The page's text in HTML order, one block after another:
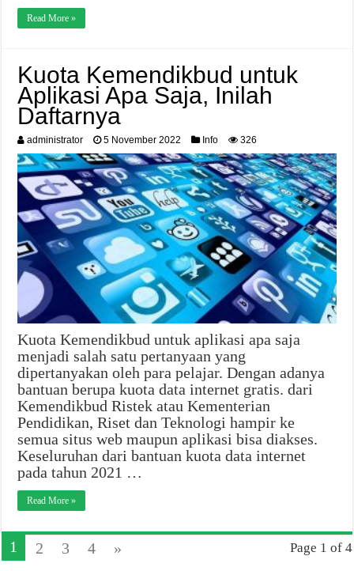
Read More »
Kuota Kemendikbud untuk
Aplikasi Apa Saja, Inilah
Daftarnya
administrator 5 November 2022 Info 326
Kuota Kemendikbud untuk aplikasi apa saja
menjadi salah satu pertanyaan yang
dipertanyakan oleh para pelajar. Dengan adanya
bantuan berupa kuota data internet gratis. dari
Kemendikbud Ristek atau Kementerian
Pendidikan, Riset dan Teknologi hampir ke
semua situs web maupun aplikasi bisa diakses.
Keseluruhan dari bantuan kuota data internet
pada tahun 2021 …
Read More »
Page 1 of 4
1 2 3 4 »